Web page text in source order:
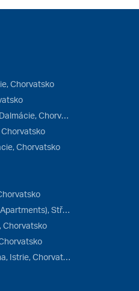
Chorvatsko
Villa Dvor Boutique Hotel, Střední Dalmácie, Chorvatsko
Chorvatsko
Sunny Resort Promajna (ex Dukić Apartments), Střední Dalmácie, Chorvatsko
Chorvatsko
Polynesia Apartmány Plava Laguna, Istrie, Chorvatsko